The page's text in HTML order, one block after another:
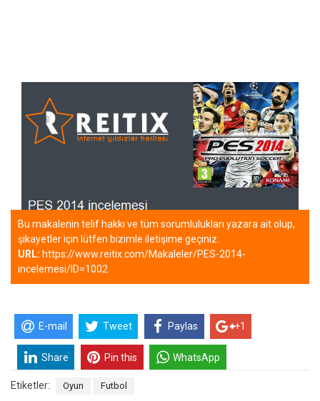
Bu makalenin telif hakkı ve tüm sorumlulukları yazara ait olup,
şikayetler için lütfen bizimle iletişime geçiniz.
URL: https://www.reitix.com/Makaleler/PES-2014-
incelemesi/ID=1002
E-mail Tweet Paylas +1
Share Pin this WhatsApp
Etiketler: Oyun Futbol